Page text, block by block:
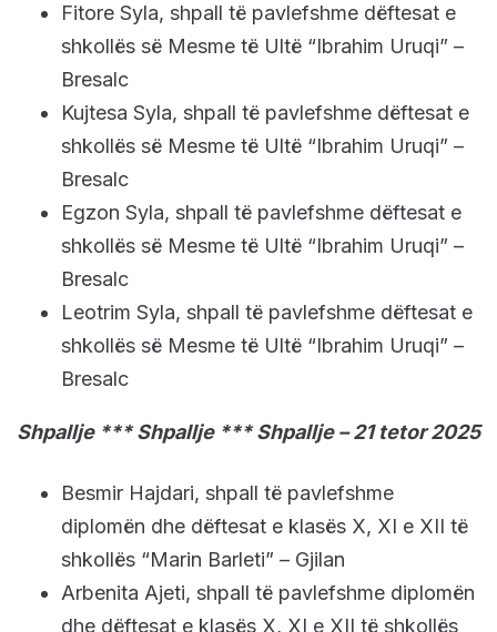
Fitore Syla, shpall të pavlefshme dëftesat e
shkollës së Mesme të Ultë “Ibrahim Uruqi” –
Bresalc
Kujtesa Syla, shpall të pavlefshme dëftesat e
shkollës së Mesme të Ultë “Ibrahim Uruqi” –
Bresalc
Egzon Syla, shpall të pavlefshme dëftesat e
shkollës së Mesme të Ultë “Ibrahim Uruqi” –
Bresalc
Leotrim Syla, shpall të pavlefshme dëftesat e
shkollës së Mesme të Ultë “Ibrahim Uruqi” –
Bresalc
Shpallje *** Shpallje *** Shpallje – 21 tetor 2025
Besmir Hajdari, shpall të pavlefshme
diplomën dhe dëftesat e klasës X, XI e XII të
shkollës “Marin Barleti” – Gjilan
Arbenita Ajeti, shpall të pavlefshme diplomën
dhe dëftesat e klasës X, XI e XII të shkollës